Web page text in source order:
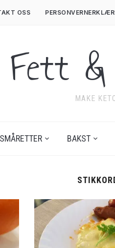
OSS
Fett &
MAKE
SMÅRETTER BAKST